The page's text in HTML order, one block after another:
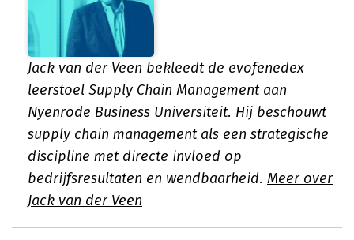
Jack van der Veen bekleedt de evofenedex
leerstoel Supply Chain Management aan
Nyenrode Business Universiteit. Hij beschouwt
supply chain management als een strategische
discipline met directe invloed op
bedrijfsresultaten en wendbaarheid. Meer over
Jack van der Veen